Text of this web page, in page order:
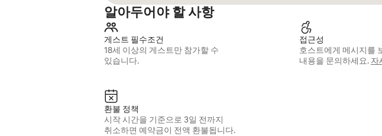
알아두어야 할 사항
게스트 필수조건
18세 이상의 게스트만 참가할 수
있습니다.
접근성
호스트에게 메시지를
내용을 문의하세요. 자
환불 정책
시작 시간을 기준으로 3일 전까지
취소하면 예약금이 전액 환불됩니다.